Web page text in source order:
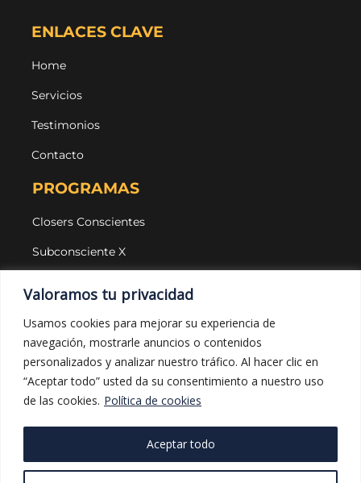
Valoramos tu privacidad
Usamos cookies para mejorar su experiencia de
navegación, mostrarle anuncios o contenidos
personalizados y analizar nuestro tráfico. Al hacer clic en
“Aceptar todo” usted da su consentimiento a nuestro uso
de las cookies. Política de cookies
Aceptar todo
ENLACES CLAVE
Home
Servicios
Testimonios
Contacto
PROGRAMAS
Closers Conscientes
Subconsciente X
LEGAL Y PROTECCIÓN
Aviso legal
Política de privacidad
Política de cookies